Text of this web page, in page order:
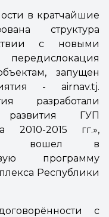
в кратчайшие
структура
с новыми
запущен
- airnav.tj.
разработали
развития ГУП
2010-2015 гг.»,
вошел в
программу
Республики
с